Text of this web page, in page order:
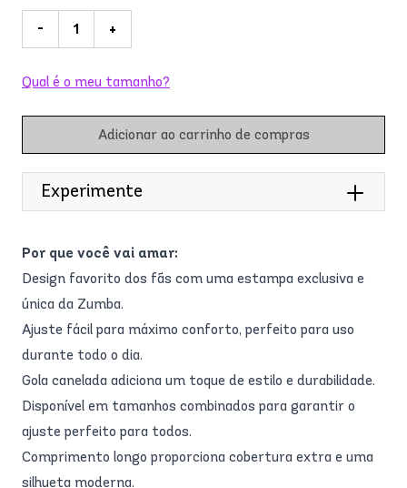
- +
Qual é o meu tamanho?
Adicionar ao carrinho de compras
Experimente
Por que você vai amar:
Design favorito dos fãs com uma estampa exclusiva e
única da Zumba.
Ajuste fácil para máximo conforto, perfeito para uso
durante todo o dia.
Gola canelada adiciona um toque de estilo e durabilidade.
Disponível em tamanhos combinados para garantir o
ajuste perfeito para todos.
Comprimento longo proporciona cobertura extra e uma
silhueta moderna.